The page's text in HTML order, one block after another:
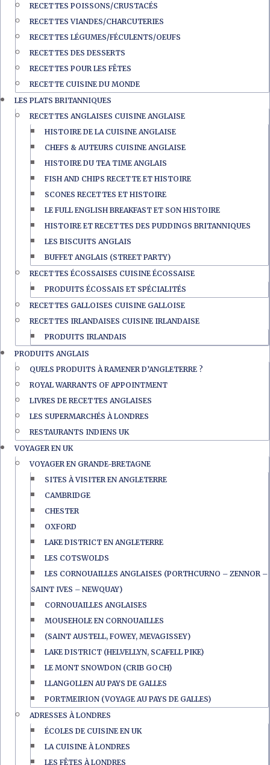
RECETTES POISSONS/CRUSTACÉS
RECETTES VIANDES/CHARCUTERIES
RECETTES LÉGUMES/FÉCULENTS/OEUFS
RECETTES DES DESSERTS
RECETTES POUR LES FÊTES
RECETTE CUISINE DU MONDE
LES PLATS BRITANNIQUES
RECETTES ANGLAISES CUISINE ANGLAISE
HISTOIRE DE LA CUISINE ANGLAISE
CHEFS & AUTEURS CUISINE ANGLAISE
HISTOIRE DU TEA TIME ANGLAIS
FISH AND CHIPS RECETTE ET HISTOIRE
SCONES RECETTES ET HISTOIRE
LE FULL ENGLISH BREAKFAST ET SON HISTOIRE
HISTOIRE ET RECETTES DES PUDDINGS BRITANNIQUES
LES BISCUITS ANGLAIS
BUFFET ANGLAIS (STREET PARTY)
RECETTES ÉCOSSAISES CUISINE ÉCOSSAISE
PRODUITS ÉCOSSAIS ET SPÉCIALITÉS
RECETTES GALLOISES CUISINE GALLOISE
RECETTES IRLANDAISES CUISINE IRLANDAISE
PRODUITS IRLANDAIS
PRODUITS ANGLAIS
QUELS PRODUITS À RAMENER D’ANGLETERRE ?
ROYAL WARRANTS OF APPOINTMENT
LIVRES DE RECETTES ANGLAISES
LES SUPERMARCHÉS À LONDRES
RESTAURANTS INDIENS UK
VOYAGER EN UK
VOYAGER EN GRANDE-BRETAGNE
SITES À VISITER EN ANGLETERRE
CAMBRIDGE
CHESTER
OXFORD
LAKE DISTRICT EN ANGLETERRE
LES COTSWOLDS
LES CORNOUAILLES ANGLAISES (PORTHCURNO – ZENNOR –
SAINT IVES – NEWQUAY)
CORNOUAILLES ANGLAISES
MOUSEHOLE EN CORNOUAILLES
(SAINT AUSTELL, FOWEY, MEVAGISSEY)
LAKE DISTRICT (HELVELLYN, SCAFELL PIKE)
LE MONT SNOWDON (CRIB GOCH)
LLANGOLLEN AU PAYS DE GALLES
PORTMEIRION (VOYAGE AU PAYS DE GALLES)
ADRESSES À LONDRES
ÉCOLES DE CUISINE EN UK
LA CUISINE À LONDRES
LES FÊTES À LONDRES